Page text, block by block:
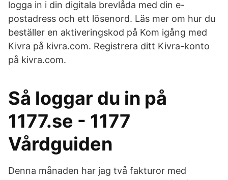
logga in i din digitala brevlåda med din e-
postadress och ett lösenord. Läs mer om hur du
beställer en aktiveringskod på Kom igång med
Kivra på kivra.com. Registrera ditt Kivra-konto
på kivra.com.
Så loggar du in på
1177.se - 1177
Vårdguiden
Denna månaden har jag två fakturor med